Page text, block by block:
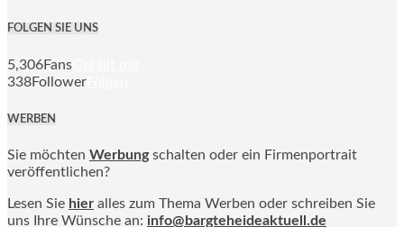
FOLGEN SIE UNS
5,306Fans
338Follower
WERBEN
Sie möchten Werbung schalten oder ein Firmenportrait
veröffentlichen?
Lesen Sie hier alles zum Thema Werben oder schreiben Sie
uns Ihre Wünsche an: info@bargteheideaktuell.de